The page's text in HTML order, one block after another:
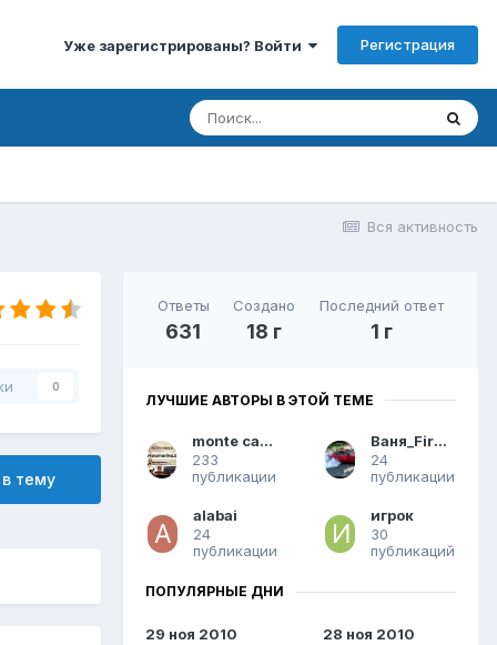
Уже зарегистрированы? Войти Регистрация
Вся активность
0
тему
Ответы
631
Создано
18 г
Последний ответ
1 г
ЛУЧШИЕ АВТОРЫ В ЭТОЙ ТЕМЕ
monte carlo
233
публикации
Ваня_Firebird
24
публикации
alabai
24
публикации
игрок
30
публикаций
ПОПУЛЯРНЫЕ ДНИ
29 ноя 2010
28 ноя 2010